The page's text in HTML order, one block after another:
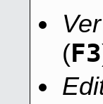
Ver
(F3